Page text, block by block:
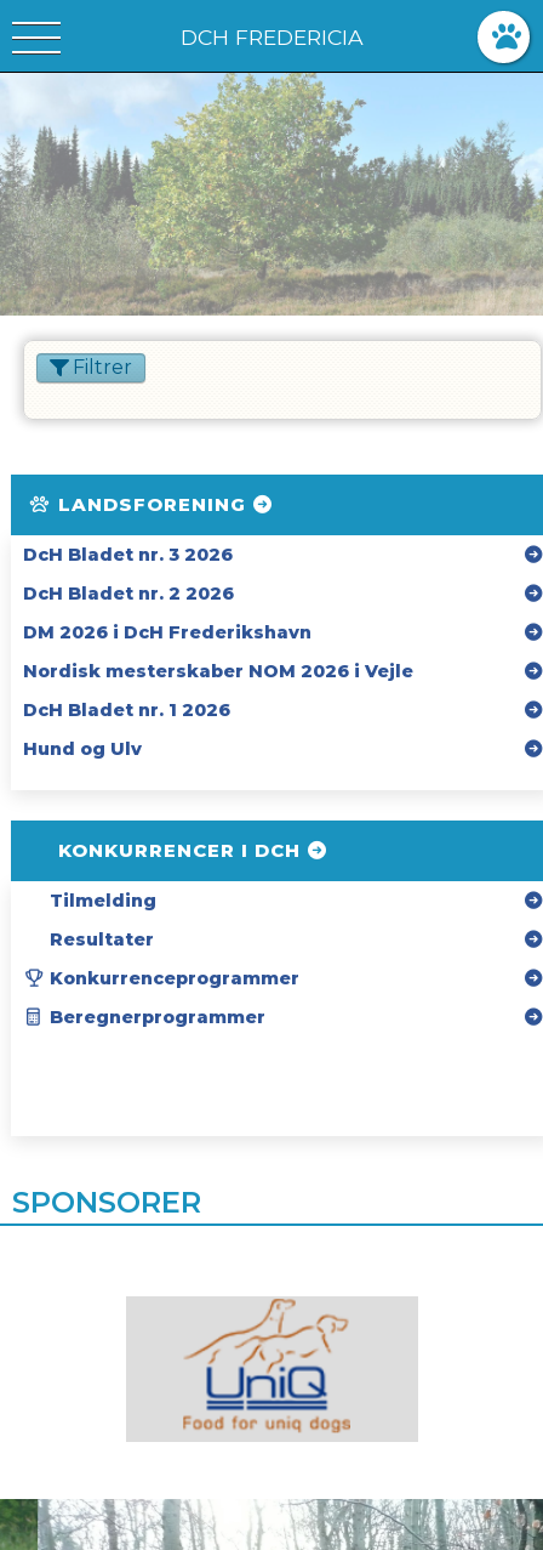
DCH FREDERICIA
Filtrer
LANDSFORENING
DcH Bladet nr. 3 2026
DcH Bladet nr. 2 2026
DM 2026 i DcH Frederikshavn
Nordisk mesterskaber NOM 2026 i Vejle
DcH Bladet nr. 1 2026
Hund og Ulv
KONKURRENCER I DCH
Tilmelding
Resultater
Konkurrenceprogrammer
Beregnerprogrammer
SPONSORER